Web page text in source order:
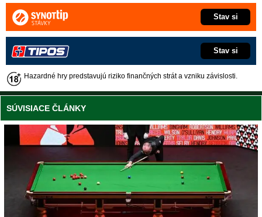
Stav si
Stav si
Hazardné hry predstavujú riziko finančných strát a vzniku závislosti.
SÚVISIACE ČLÁNKY